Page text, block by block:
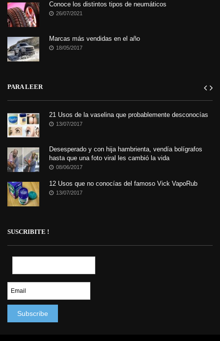
Conoce los distintos tipos de neumáticos
26/07/2021
Marcas más vendidas en el año
18/05/2017
PARA LEER
21 Usos de la vaselina que probablemente desconocías
13/07/2017
Desesperado y con hija hambrienta, vendía bolígrafos
hasta que una foto viral les cambió la vida
08/06/2017
12 Usos que no conocías del famoso Vick VapoRub
13/07/2017
SUSCRIBITE !